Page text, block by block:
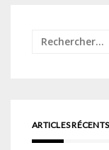
Rechercher :
ARTICLES RÉCENTS